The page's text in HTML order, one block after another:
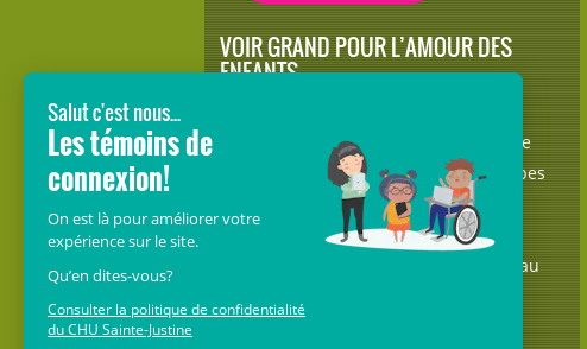
VOIR GRAND POUR L’AMOUR DES
ENFANTS
vous au cœur de la campagne majeure
Voir Grand, nous conduisons les équipes
soignantes vers les opportunités de la
science et des nouvelles technologies
pour que chaque enfant, où qu’il soit au